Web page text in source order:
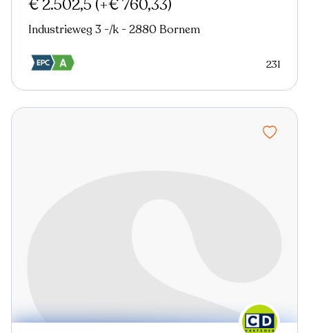
€ 2.502,5 (+€ 760,33)
Industrieweg 3 -/k - 2880 Bornem
231